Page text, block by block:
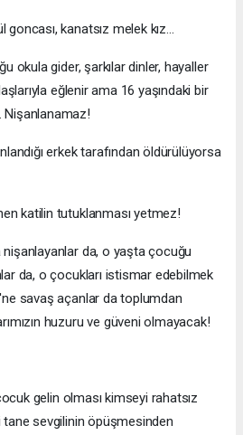
kanatsız melek kız...
okula gider, şarkılar dinler, hayaller
eğlenir ama 16 yaşındaki bir
Nişanlanamaz!
erkek tarafından öldürülüyorsa
katilin tutuklanması yetmez!
da, o yaşta çocuğu
da, o çocukları istismar edebilmek
savaş açanlar da toplumdan
huzuru ve güveni olmayacak!
gelin olması kimseyi rahatsız
sevgilinin öpüşmesinden